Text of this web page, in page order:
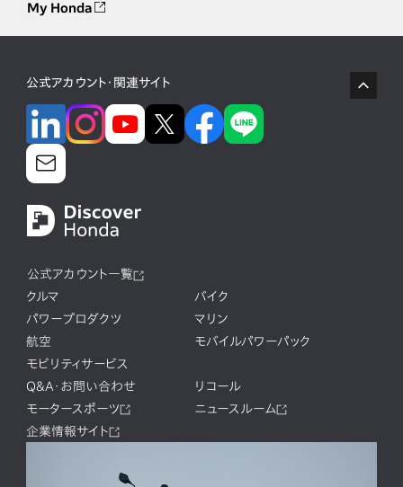
My Honda
公式アカウント・関連サイト
公式アカウント一覧
クルマ
バイク
パワープロダクツ
マリン
航空
モバイルパワーパック
モビリティサービス
Q&A・お問い合わせ
リコール
モータースポーツ
ニュースルーム
企業情報サイト